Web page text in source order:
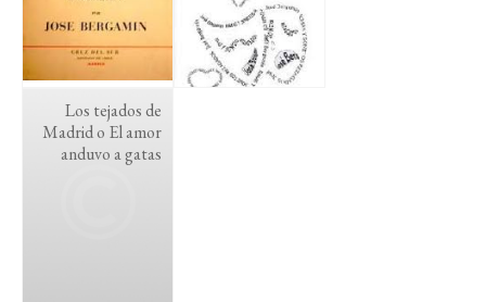
Los tejados de
Madrid o El amor
anduvo a gatas